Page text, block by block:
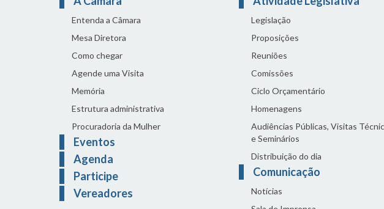
Entenda a Câmara
Mesa Diretora
Como chegar
Agende uma Visita
Memória
Estrutura administrativa
Procuradoria da Mulher
Eventos
Agenda
Participe
Vereadores
Legislação
Proposições
Reuniões
Comissões
Ciclo Orçamentário
Homenagens
Audiências Públicas, Visitas
e Seminários
Distribuição do dia
Comunicação
Notícias